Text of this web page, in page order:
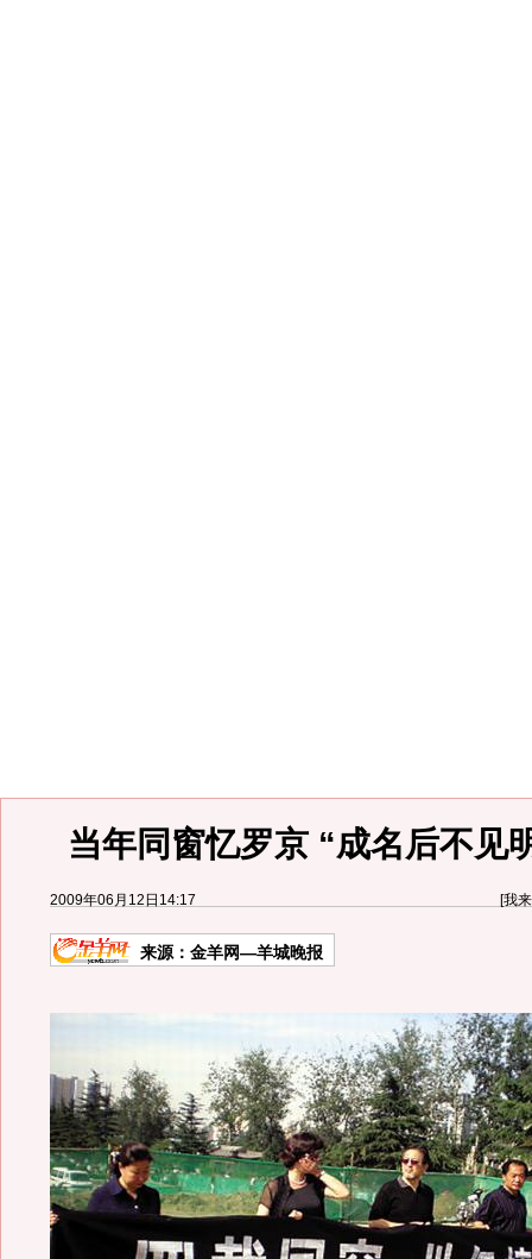
当年同窗忆罗京 “成名后不见
2009年06月12日14:17 [我
来源： 金羊网—羊城晚报